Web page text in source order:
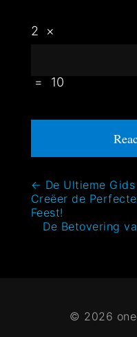
2 ×
= 10
Bericht
navigatie
← De Ultieme
Creëer de
Feest!
De Betovering
© 2026